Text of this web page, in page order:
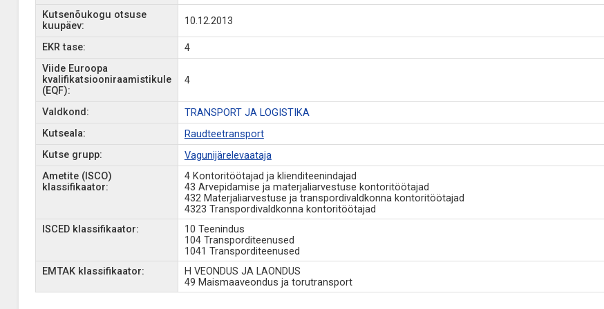
Kutsenõukogu otsuse
kuupäev:
10.12.2013
EKR tase:
4
Viide Euroopa
kvalifikatsiooniraamistikule
(EQF):
4
Valdkond:
TRANSPORT JA LOGISTIKA
Kutseala:
Raudteetransport
Kutse grupp:
Vagunijärelevaataja
Ametite (ISCO)
klassifikaator:
4 Kontoritöötajad ja klienditeenindajad
43 Arvepidamise ja materjaliarvestuse kontoritöötajad
432 Materjaliarvestuse ja transpordivaldkonna kontoritöötajad
4323 Transpordivaldkonna kontoritöötajad
ISCED klassifikaator:
10 Teenindus
104 Transporditeenused
1041 Transporditeenused
EMTAK klassifikaator:
H VEONDUS JA LAONDUS
49 Maismaaveondus ja torutransport